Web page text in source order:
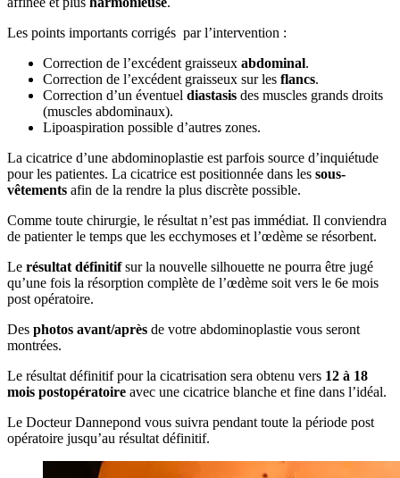
Les points importants corrigés par l’intervention :
Correction de l’excédent graisseux abdominal.
Correction de l’excédent graisseux sur les flancs.
Correction d’un éventuel diastasis des muscles grands droits
(muscles abdominaux).
Lipoaspiration possible d’autres zones.
La cicatrice d’une abdominoplastie est parfois source d’inquiétude
pour les patientes. La cicatrice est positionnée dans les sous-
vêtements afin de la rendre la plus discrète possible.
Comme toute chirurgie, le résultat n’est pas immédiat. Il conviendra
de patienter le temps que les ecchymoses et l’œdème se résorbent.
Le résultat définitifsur la nouvelle silhouette ne pourra être jugé
qu’une fois la résorption complète de l’œdème soit vers le 6e mois
post opératoire.
Des photos avant/après de votre abdominoplastie vous seront
montrées.
Le résultat définitif pour la cicatrisation sera obtenu vers 12 à 18
mois postopératoire avec une cicatrice blanche et fine dans l’idéal.
Le Docteur Dannepond vous suivra pendant toute la période post
opératoire jusqu’au résultat définitif.